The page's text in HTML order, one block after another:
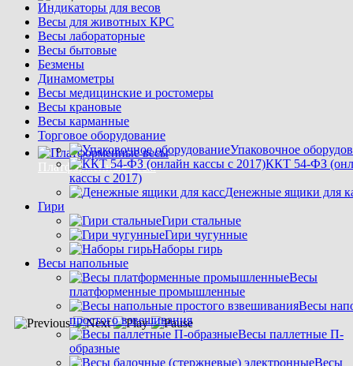
Акция - Лето
Платформенные весы
Индикаторы для весов
Весы для животных КРС
Весы лабораторные
Весы бытовые
Безмены
Динамометры
Весы медицинские и ростомеры
Весы крановые
Весы карманные
Торговое оборудование
Упаковочное
ККТ 54-ФЗ
кассы с 2017)
Денежные ящики для
Гири
Гири стальные
Гири чугунные
Наборы гирь
Весы напольные
Весы
платформенные промышленные
Весы
простого взвешивания
Весы паллетные П-
образные
Весы